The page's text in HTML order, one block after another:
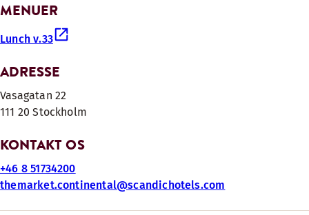
MENUER
Lunch v.33
ADRESSE
Vasagatan 22
111 20 Stockholm
KONTAKT OS
+46 8 51734200
themarket.continental@scandichotels.com